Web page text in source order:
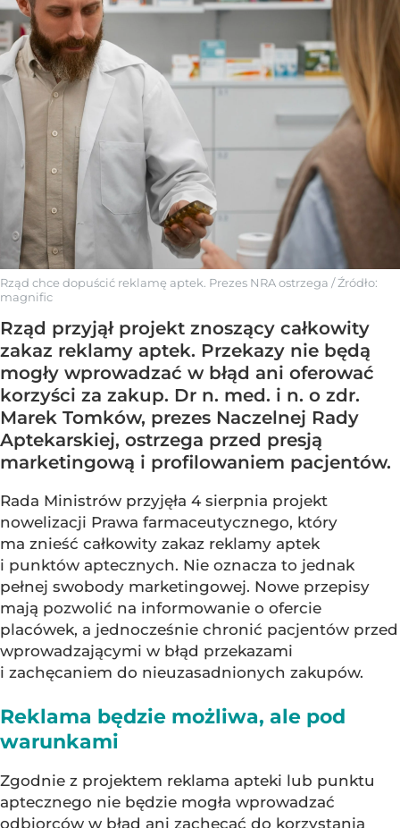
Rząd chce dopuścić reklamę aptek. Prezes NRA ostrzega / Źródło:
magnific
Rząd przyjął projekt znoszący całkowity
zakaz reklamy aptek. Przekazy nie będą
mogły wprowadzać w błąd ani oferować
korzyści za zakup. Dr n. med. i n. o zdr.
Marek Tomków, prezes Naczelnej Rady
Aptekarskiej, ostrzega przed presją
marketingową i profilowaniem pacjentów.
Rada Ministrów przyjęła 4 sierpnia projekt
nowelizacji Prawa farmaceutycznego, który
ma znieść całkowity zakaz reklamy aptek
i punktów aptecznych. Nie oznacza to jednak
pełnej swobody marketingowej. Nowe przepisy
mają pozwolić na informowanie o ofercie
placówek, a jednocześnie chronić pacjentów przed
wprowadzającymi w błąd przekazami
i zachęcaniem do nieuzasadnionych zakupów.
Reklama będzie możliwa, ale pod
warunkami
Zgodnie z projektem reklama apteki lub punktu
aptecznego nie będzie mogła wprowadzać
odbiorców w błąd ani zachęcać do korzystania